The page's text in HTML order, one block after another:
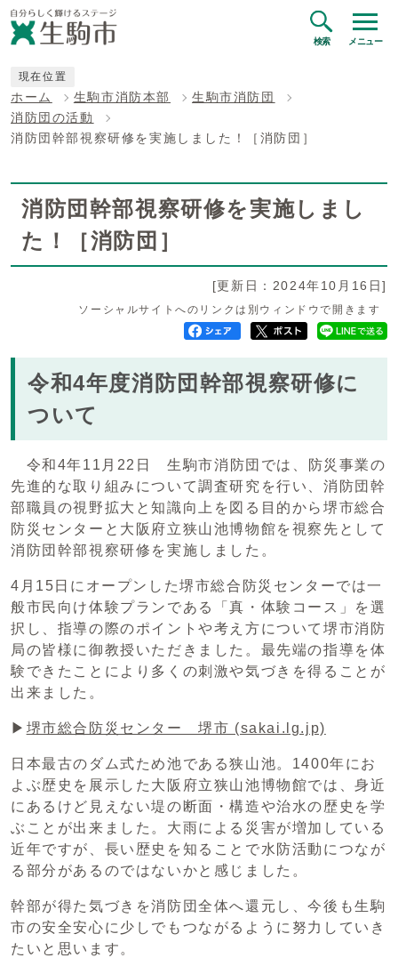
検索 メニュー
現在位置
ホーム 生駒市消防本部
生駒市消防団
消防団の活動
消防団幹部視察研修を実施しました！［消防団］
消防団幹部視察研修を実施しまし
た！［消防団］
[更新日：2024年10月16日]
ソーシャルサイトへのリンクは別ウィンドウで開きます
令和4年度消防団幹部視察研修に
ついて
令和4年11月22日 生駒市消防団では、防災事業の
先進的な取り組みについて調査研究を行い、消防団幹
部職員の視野拡大と知識向上を図る目的から堺市総合
防災センターと大阪府立狭山池博物館を視察先として
消防団幹部視察研修を実施しました。
4月15日にオープンした堺市総合防災センターでは一
般市民向け体験プランである「真・体験コース」を選
択し、指導の際のポイントや考え方について堺市消防
局の皆様に御教授いただきました。最先端の指導を体
験できたことにより多くの刺激や気づきを得ることが
出来ました。
▶ 堺市総合防災センター 堺市 (sakai.lg.jp)
日本最古のダム式ため池である狭山池。1400年にお
よぶ歴史を展示した大阪府立狭山池博物館では、身近
にあるけど見えない堤の断面・構造や治水の歴史を学
ぶことが出来ました。大雨による災害が増加している
近年ですが、長い歴史を知ることで水防活動につなが
る部分があるのではないかと感じました。
幹部が得た気づきを消防団全体へ還元し、今後も生駒
市の安全安心に少しでもつながるように努力していき
たいと思います。